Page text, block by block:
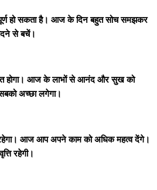
हो सकता है। आज के दिन बहुत सोच समझकर
से बचें।
होगा। आज के लाभों से आनंद और सुख को
अच्छा लगेगा।
आज आप अपने काम को अधिक महत्व देंगे।
रहेगी।